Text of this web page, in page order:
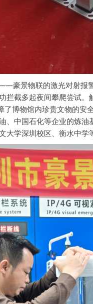
景物联的激光对射报警
截多起夜间攀爬尝试
博物馆内珍贵文物的安
、中国石化等企业的炼
大学深圳校区、衡水中学